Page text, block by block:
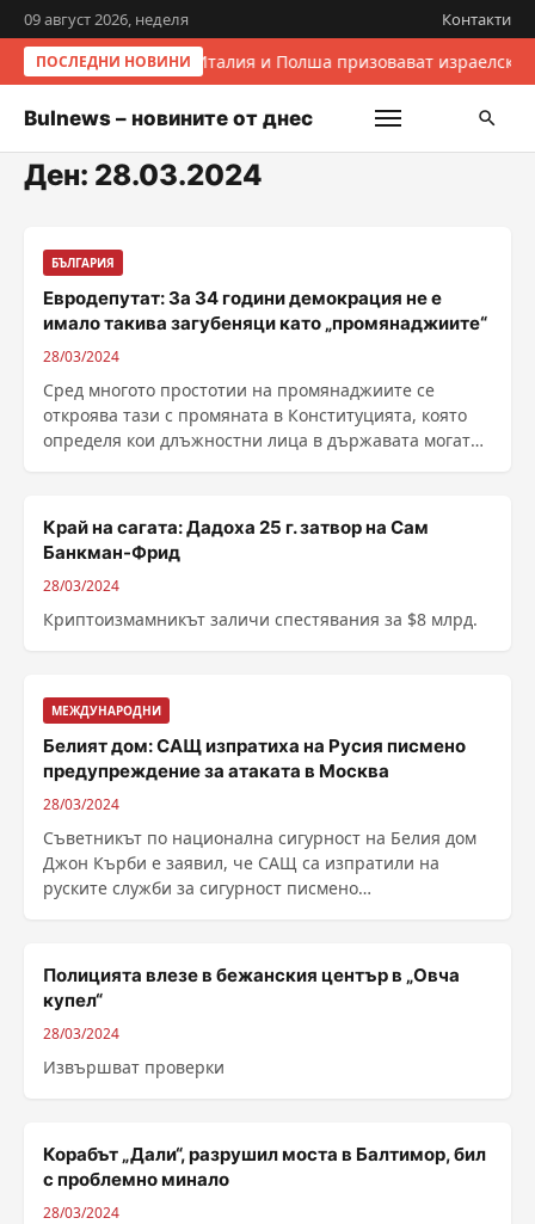
09 август 2026, неделя Контакти
ПОСЛЕДНИ НОВИНИ Италия и Полша призовават
Bulnews – новините от днес
Ден: 28.03.2024
БЪЛГАРИЯ
Евродепутат: За 34 години демокрация не е
имало такива загубеняци като „промянаджиите“
28/03/2024
Сред многото простотии на промянаджиите се
откроява тази с промяната в Конституцията, която
определя кои длъжностни лица в държавата могат
Край на сагата: Дадоха 25 г. затвор на Сам
Банкман-Фрид
28/03/2024
Криптоизмамникът заличи спестявания за $8 млрд.
МЕЖДУНАРОДНИ
Белият дом: САЩ изпратиха на Русия писмено
предупреждение за атаката в Москва
28/03/2024
Съветникът по национална сигурност на Белия дом
Джон Кърби е заявил, че САЩ са изпратили на
руските служби за сигурност писмено
Полицията влезе в бежанския център в „Овча
купел“
28/03/2024
Извършват проверки
Корабът „Дали“, разрушил моста в Балтимор, бил
с проблемно минало
28/03/2024